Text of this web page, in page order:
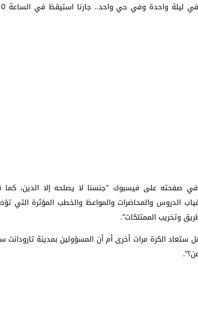
صفحته على فيسبوك “جنسنا لا يصلحه إلا الدين،
الدروس والمحاضرات والمواعظ والخطب المؤثرة التي
وتخريب الممتلكات”.
الكرة مرات أخرى أم أن المسؤولين بمدينة تارودانت